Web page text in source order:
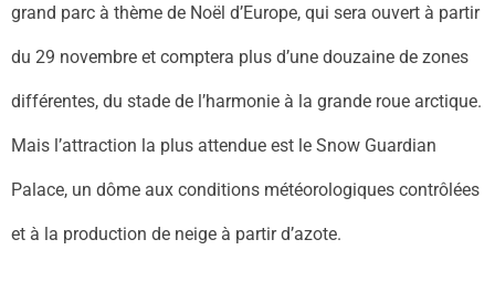
grand parc à thème de Noël d’Europe, qui sera ouvert à partir
du 29 novembre et comptera plus d’une douzaine de zones
différentes, du stade de l’harmonie à la grande roue arctique.
Mais l’attraction la plus attendue est le Snow Guardian
Palace, un dôme aux conditions météorologiques contrôlées
et à la production de neige à partir d’azote.